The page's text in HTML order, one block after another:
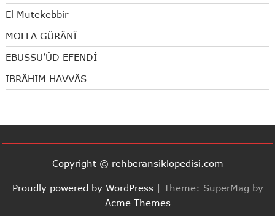
El Mütekebbir
MOLLA GÜRÂNÎ
EBÜSSÜ’ÛD EFENDİ
İBRÂHİM HAVVÂS
Copyright © rehberansiklopedisi.com
Proudly powered by WordPress | Theme: SuperMag by
Acme Themes